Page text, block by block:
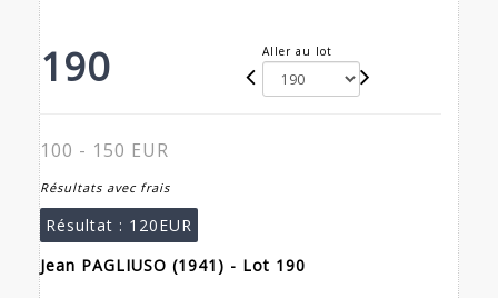
190 Aller au lot
100 - 150 EUR
Résultats avec frais
Résultat : 120EUR
Jean PAGLIUSO (1941) - Lot 190